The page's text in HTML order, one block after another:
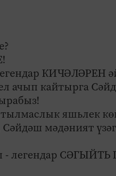
КИЧӘЛӘРЕН
ачып кайтырга
яшьлек
Сәйдәш мәдәният
- легендар